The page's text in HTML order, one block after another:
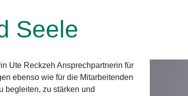
Seele
Ute Reckzeh Ansprechpartnerin für
ebenso wie für die Mitarbeitenden
begleiten, zu stärken und